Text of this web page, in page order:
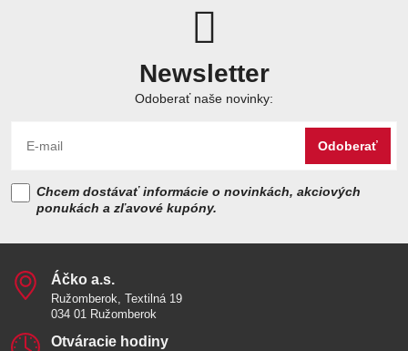
Newsletter
Odoberať naše novinky:
Odoberať
Chcem dostávať informácie o novinkách, akciových
ponukách a zľavové kupóny.
Áčko a​.s​.
Ružomberok, Textilná 19
034 01 Ružomberok
Otváracie hodiny